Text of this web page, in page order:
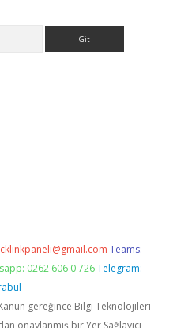
Teams:
0262 606 0 726 Telegram:
Kanun gereğince Bilgi Teknolojileri
onaylanmış bir Yer Sağlayıcı